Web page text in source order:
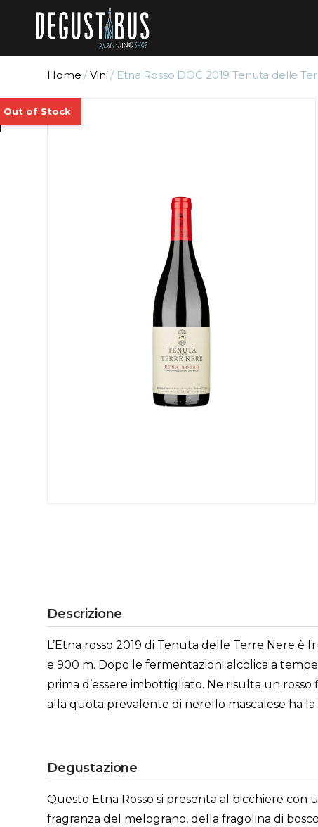
Home /Vini / Etna Rosso DOC 2019 Tenuta delle
Descrizione
L’Etna rosso 2019 di Tenuta delle Terre Nere
e 900 m. Dopo le fermentazioni alcolica a
prima d’essere imbottigliato. Ne risulta un
alla quota prevalente di nerello mascalese ha
Degustazione
Questo Etna Rosso si presenta al bicchiere
fragranza del melograno, della fragolina di